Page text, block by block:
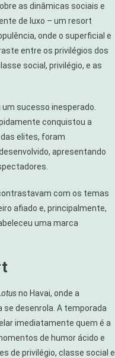
as dinâmicas sociais e
de luxo – um resort
onde o superficial e
entre os privilégios dos
social, privilégio, e as
sucesso inesperado.
conquistou a
elites, foram
apresentando
com os temas
afiado e, principalmente,
uma marca
no Havai, onde a
desenrola. A temporada
imediatamente quem é a
de humor ácido e
de privilégio, classe social e